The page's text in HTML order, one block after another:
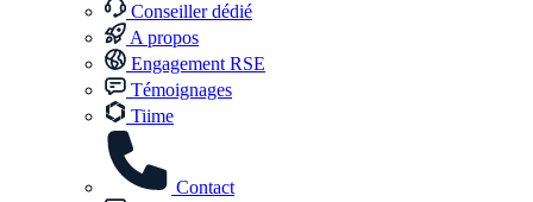
Conseiller dédié
A propos
Engagement RSE
Témoignages
Tiime
Contact